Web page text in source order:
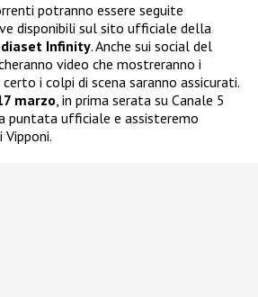
potranno essere seguite
disponibili sul sito ufficiale della
Infinity. Anche sui social del
video che mostreranno i
i colpi di scena saranno assicurati.
marzo, in prima serata su Canale 5
puntata ufficiale e assisteremo